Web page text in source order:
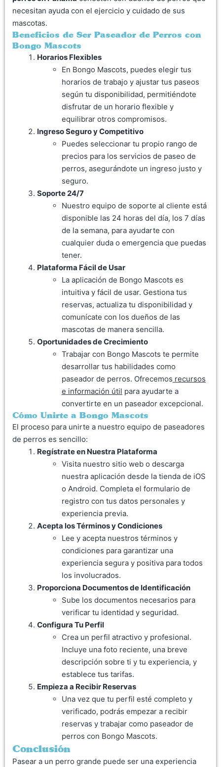
necesitan ayuda con el ejercicio y cuidado de sus
mascotas.
Beneficios de Ser Paseador de Perros con
Bongo Mascots
Horarios Flexibles
En Bongo Mascots, puedes elegir tus
horarios de trabajo y ajustar tus paseos
según tu disponibilidad, permitiéndote
disfrutar de un horario flexible y
equilibrar otros compromisos.
Ingreso Seguro y Competitivo
Puedes seleccionar tu propio rango de
precios para los servicios de paseo de
perros, asegurándote un ingreso justo y
seguro.
Soporte 24/7
Nuestro equipo de soporte al cliente está
disponible las 24 horas del día, los 7 días
de la semana, para ayudarte con
cualquier duda o emergencia que puedas
tener.
Plataforma Fácil de Usar
La aplicación de Bongo Mascots es
intuitiva y fácil de usar. Gestiona tus
reservas, actualiza tu disponibilidad y
comunícate con los dueños de las
mascotas de manera sencilla.
Oportunidades de Crecimiento
Trabajar con Bongo Mascots te permite
desarrollar tus habilidades como
paseador de perros. Ofrecemos recursos
e información útil para ayudarte a
convertirte en un paseador excepcional.
Cómo Unirte a Bongo Mascots
El proceso para unirte a nuestro equipo de paseadores
de perros es sencillo:
Regístrate en Nuestra Plataforma
Visita nuestro sitio web o descarga
nuestra aplicación desde la tienda de iOS
o Android. Completa el formulario de
registro con tus datos personales y
experiencia previa.
Acepta los Términos y Condiciones
Lee y acepta nuestros términos y
condiciones para garantizar una
experiencia segura y positiva para todos
los involucrados.
Proporciona Documentos de Identificación
Sube los documentos necesarios para
verificar tu identidad y seguridad.
Configura Tu Perfil
Crea un perfil atractivo y profesional.
Incluye una foto reciente, una breve
descripción sobre ti y tu experiencia, y
establece tus tarifas.
Empieza a Recibir Reservas
Una vez que tu perfil esté completo y
verificado, podrás empezar a recibir
reservas y trabajar como paseador de
perros con Bongo Mascots.
Conclusión
Pasear a un perro grande puede ser una experiencia